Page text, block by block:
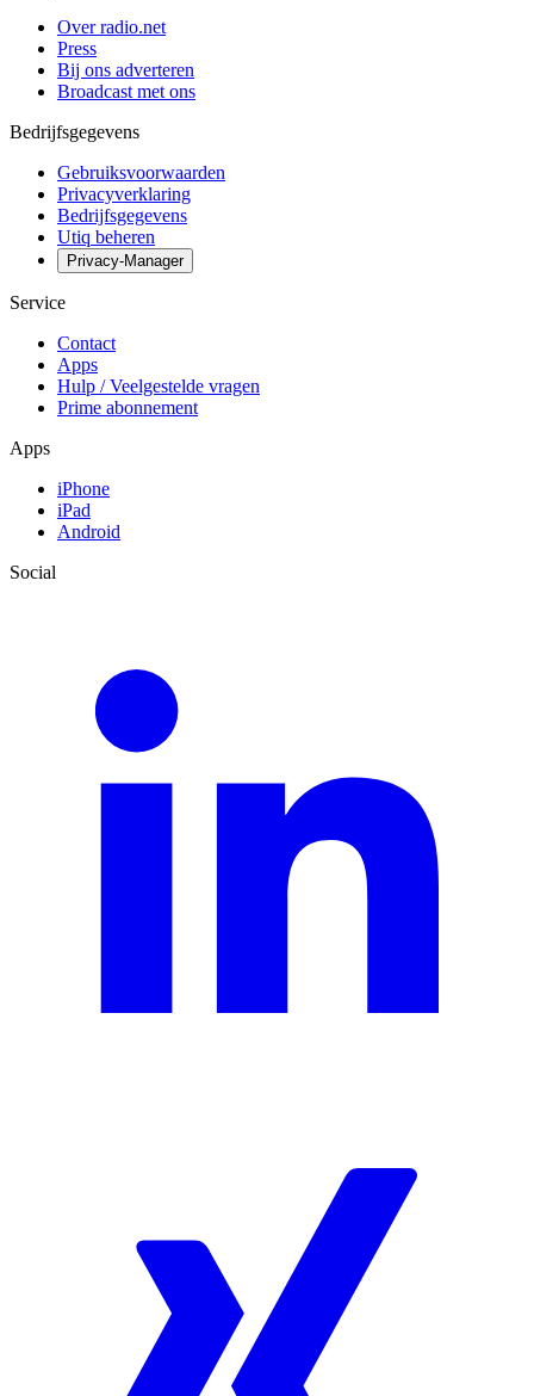
Over radio.net
Press
Bij ons adverteren
Broadcast met ons
Bedrijfsgegevens
Gebruiksvoorwaarden
Privacyverklaring
Bedrijfsgegevens
Utiq beheren
Privacy-Manager
Service
Contact
Apps
Hulp / Veelgestelde vragen
Prime abonnement
Apps
iPhone
iPad
Android
Social